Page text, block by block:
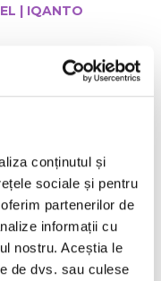
conținutul și
sociale și pentru
partenerilor de
informații cu
nostru. Aceștia le
de dvs. sau culese
| IQANTO
Hegedüs